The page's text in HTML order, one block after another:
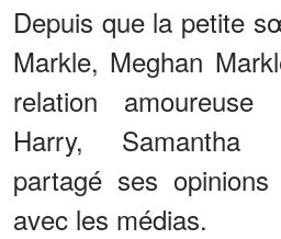
Depuis que la petite
Markle, Meghan
relation
Harry, Samantha
partagé ses
avec les médias.